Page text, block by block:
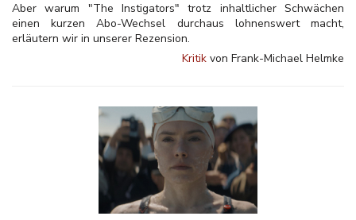
Aber warum "The Instigators" trotz inhaltlicher Schwächen
einen kurzen Abo-Wechsel durchaus lohnenswert macht,
erläutern wir in unserer Rezension.
Kritik von Frank-Michael Helmke